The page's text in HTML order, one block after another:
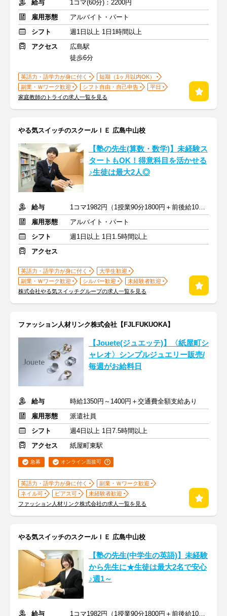
給与
1コマ(60分)：2200円
雇用形態
アルバイト・パート
シフト
週1日以上 1日1時間以上
アクセス
広島駅
徒歩6分
英語力・語学力が身に付く
短期（1ヶ月以内OK）
副業・Ｗワーク歓迎
シフト自由・自己申告
平日
家庭教師のトライの求人一覧を見る
やる気スイッチのスクールＩＥ 広島中山校
【塾の先生(算数・数学)】未経験ス
タートもOK！得意科目を活かせる
♪生徒は最大2人◎
給与
1コマ1982円（1授業90分1800円＋前後給10分182円）
雇用形態
アルバイト・パート
シフト
週1日以上 1日1.5時間以上
アクセス
英語力・語学力が身に付く
大学生歓迎
副業・Ｗワーク歓迎
シルバー歓迎
未経験者歓迎
株式会社やる気スイッチグループの求人一覧を見る
ファッション人材リンク株式会社【FJLFUKUOKA】
【Jouete(ジュエッテ)】〈紙屋町シ
ャレオ〉シンプルジュエリー販売/
毎週がお給料日
給与
時給1350円～1400円＋交通費全額支給あり
雇用形態
派遣社員
シフト
週4日以上 1日7.5時間以上
アクセス
紙屋町東駅
急募 オンライン面接可
英語力・語学力が身に付く
副業・Ｗワーク歓迎
ネイル可
ピアス可
未経験者歓迎
ファッション人材リンク株式会社の求人一覧を見る
やる気スイッチのスクールＩＥ 広島中山校
【塾の先生(中学生の英語)】未経験
から先生に★生徒は最大2名で安心
♪週1～
給与 1コマ1982円（1授業90分1800円＋前後給10分182円）